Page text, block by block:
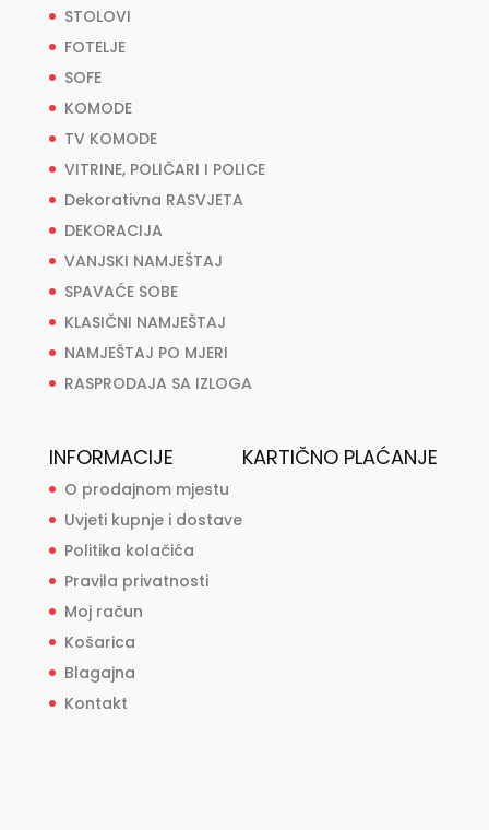
STOLOVI
FOTELJE
SOFE
KOMODE
TV KOMODE
VITRINE, POLIČARI I POLICE
Dekorativna RASVJETA
DEKORACIJA
VANJSKI NAMJEŠTAJ
SPAVAĆE SOBE
KLASIČNI NAMJEŠTAJ
NAMJEŠTAJ PO MJERI
RASPRODAJA SA IZLOGA
INFORMACIJE
O prodajnom mjestu
Uvjeti kupnje i dostave
Politika kolačića
Pravila privatnosti
Moj račun
Košarica
Blagajna
Kontakt
KARTIČNO PLAĆANJE